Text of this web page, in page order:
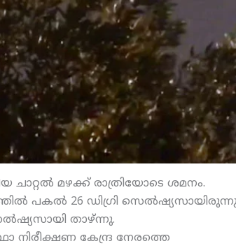
ചാറ്റല്‍ മഴക്ക് രാത്രിയോടെ ശമനം.
പകല്‍ 26 ഡിഗ്രി
താഴ്ന്നു.
നിരീക്ഷണ കേന്ദ്ര നേരത്തെ